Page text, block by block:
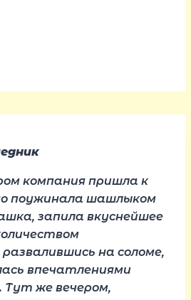
компания пришла к
поужинала шашлыком
запила вкуснейшее
на соломе,
впечатлениями
Тут же вечером,